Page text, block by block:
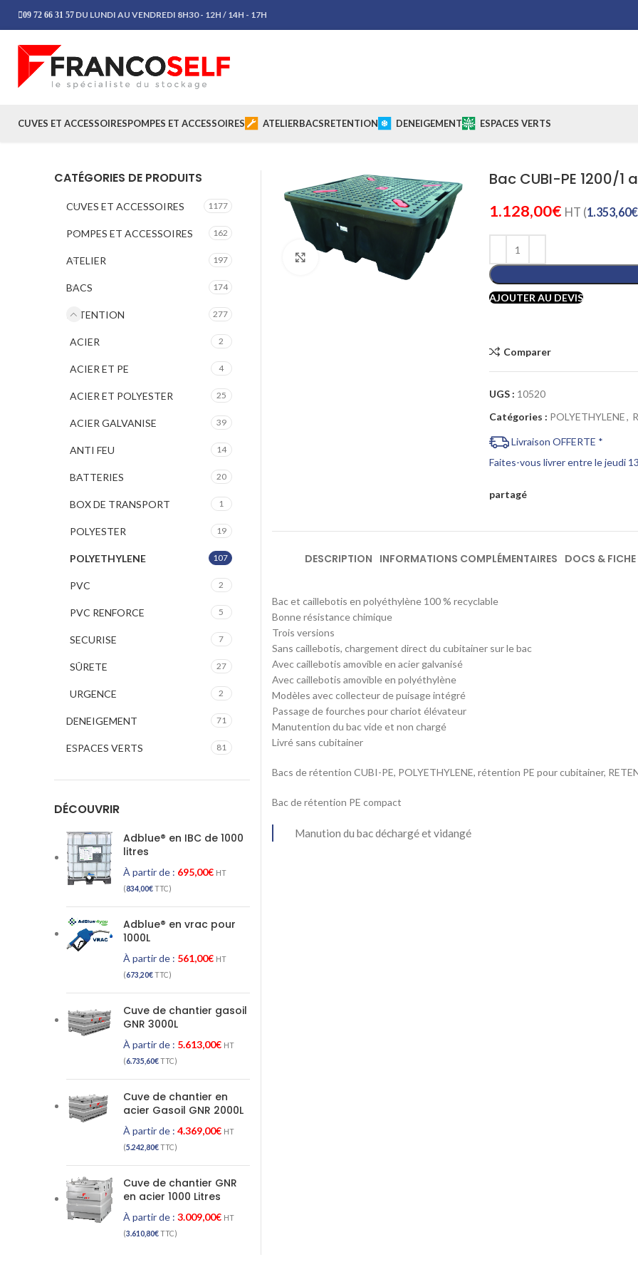
09 72 66 31 57 DU LUNDI AU VENDREDI 8H30 - 12H / 14H - 17H
CUVES ET ACCESSOIRESPOMPES ET ACCESSOIRES ATELIERBACSRETENTION DENEIGEMENT ESPACES VERTS
Cliquez pour agrandir
Bac CUBI-PE 1200/1
1.128,00€ HT (1.353,60€
AJOUTER AU DEVIS
Comparer
UGS : 10520
Catégories : POLYETHYLENE,
Livraison OFFERTE *
Faites-vous livrer entre le jeudi
partagé
DESCRIPTION INFORMATIONS COMPLÉMENTAIRES DOCS &
Bac et caillebotis en polyéthylène 100 % recyclable
Bonne résistance chimique
Trois versions
Sans caillebotis, chargement direct du cubitainer sur le bac
Avec caillebotis amovible en acier galvanisé
Avec caillebotis amovible en polyéthylène
Modèles avec collecteur de puisage intégré
Passage de fourches pour chariot élévateur
Manutention du bac vide et non chargé
Livré sans cubitainer
Bacs de rétention CUBI-PE, POLYETHYLENE, rétention PE pour cubitainer,
Bac de rétention PE compact
Manution du bac déchargé et vidangé
CATÉGORIES DE PRODUITS
CUVES ET ACCESSOIRES 1177
POMPES ET ACCESSOIRES 162
ATELIER 197
BACS 174
RETENTION 277
ACIER 2
ACIER ET PE 4
ACIER ET POLYESTER 25
ACIER GALVANISE 39
ANTI FEU 14
BATTERIES 20
BOX DE TRANSPORT 1
POLYESTER 19
POLYETHYLENE 107
PVC 2
PVC RENFORCE 5
SECURISE 7
SÛRETE 27
URGENCE 2
DENEIGEMENT 71
ESPACES VERTS 81
DÉCOUVRIR
Adblue® en IBC de 1000
litres
À partir de : 695,00€ HT
(834,00€TTC)
Adblue® en vrac pour
1000L
À partir de : 561,00€ HT
(673,20€TTC)
Cuve de chantier gasoil
GNR 3000L
À partir de : 5.613,00€ HT
(6.735,60€TTC)
Cuve de chantier en
acier Gasoil GNR 2000L
À partir de : 4.369,00€ HT
(5.242,80€TTC)
Cuve de chantier GNR
en acier 1000 Litres
À partir de : 3.009,00€ HT
(3.610,80€TTC)